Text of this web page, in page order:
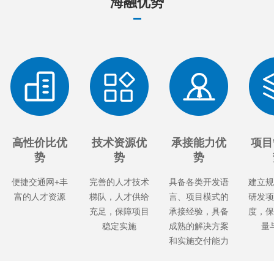
高性价比优
势
便捷交通网+丰
富的人才资源
技术资源优
势
完善的人才技术
梯队，人才供给
充足，保障项目
稳定实施
承接能力优
势
具备各类开发语
言、项目模式的
承接经验，具备
成熟的解决方案
和实施交付能力
项
建立
研发
度，
量